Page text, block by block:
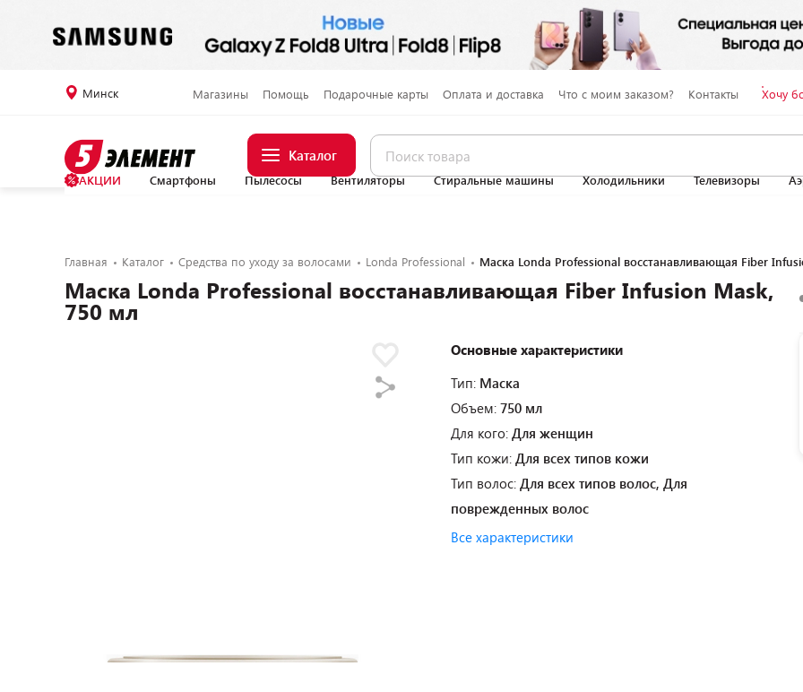
Минск Магазины Помощь Подарочные карты Оплата и доставка Что с моим заказом? Контакты Хочу
Каталог
АКЦИИ Смартфоны Пылесосы Вентиляторы Стиральные машины Холодильники Телевизоры
Главная Каталог Средства по уходу за волосами Londa Professional Маска Londa Professional восстанавливающая Fiber
Маска Londa Professional восстанавливающая Fiber Infusion Mask,
750 мл
Основные характеристики
Тип: Маска
Объем: 750 мл
Для кого: Для женщин
Тип кожи: Для всех типов кожи
Тип волос: Для всех типов волос, Для
поврежденных волос
Все характеристики